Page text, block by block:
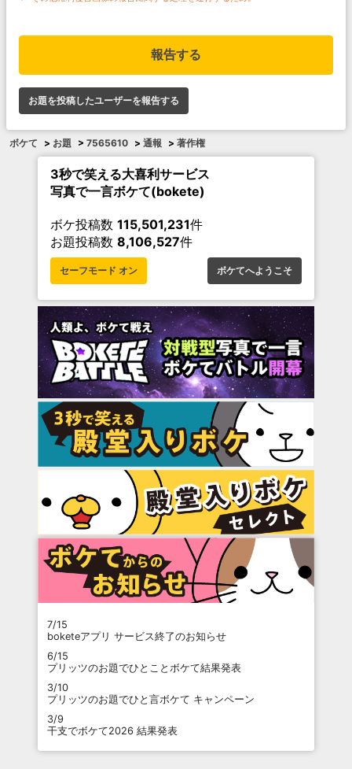
報告する
お題を投稿したユーザーを報告する
ボケて > お題 > 7565610 > 通報 > 著作権
3秒で笑える大喜利サービス
写真で一言ボケて(bokete)
ボケ投稿数 115,501,231件
お題投稿数 8,106,527件
セーフモード オン ボケてへようこそ
7/15
boketeアプリ サービス終了のお知らせ
6/15
プリッツのお題でひとことボケて結果発表
3/10
プリッツのお題でひと言ボケて キャンペーン
3/9
干支でボケて2026 結果発表